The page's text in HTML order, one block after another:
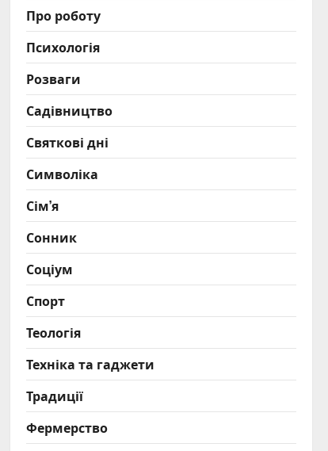
Про роботу
Психологія
Розваги
Садівництво
Святкові дні
Символіка
Сім’я
Сонник
Соціум
Спорт
Теологія
Техніка та гаджети
Традиції
Фермерство